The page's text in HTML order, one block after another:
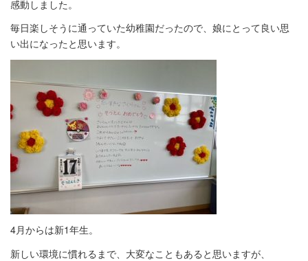
感動しました。
毎日楽しそうに通っていた幼稚園だったので、娘にとって良い思
い出になったと思います。
4月からは新1年生。
新しい環境に慣れるまで、大変なこともあると思いますが、